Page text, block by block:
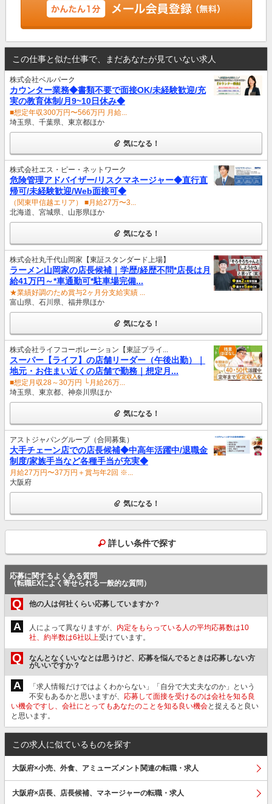
この仕事と似た仕事で、まだあなたが見ていない求人
株式会社ベルパーク
カウンター業務◆書類不要で面接OK/未経験歓迎/充
実の教育体制/月9~10日休み◆
■想定年収300万円〜566万円 月給...
埼玉県、千葉県、東京都ほか
気になる！
株式会社エス・ピー・ネットワーク
危険管理アドバイザー/リスクマネージャー◆直行直
帰可/未経験歓迎/Web面接可◆
（関東甲信越エリア） ■月給27万〜3...
北海道、宮城県、山形県ほか
気になる！
株式会社丸千代山岡家【東証スタンダード上場】
ラーメン山岡家の店長候補｜学歴/経歴不問*店長は月
給41万円～*車通勤可*駐車場完備...
★業績好調のため賞与2ヶ月分支給実績 ...
富山県、石川県、福井県ほか
気になる！
株式会社ライフコーポレーション【東証プライ...
スーパー【ライフ】の店舗リーダー（午後出勤）｜
地元・お住まい近くの店舗で勤務｜想定月...
■想定月収28～30万円 └月給26万...
埼玉県、東京都、神奈川県ほか
気になる！
アストジャパングループ（合同募集）
大手チェーン店での店長候補◆中高年活躍中/退職金
制度/家族手当など各種手当が充実◆
月給27万円〜37万円＋賞与年2回 ※...
大阪府
気になる！
詳しい条件で探す
応募に関するよくある質問
（転職EXによく寄せられる一般的な質問）
Q 他の人は何社くらい応募していますか？
A 人によって異なりますが、 内定をもらっている人の平均応募数は10
社、約半数は6社以上受けています。
Q
なんとなくいいなとは思うけど、応募を悩んでるときは応募しない方
がいいですか？
A
「求人情報だけではよくわからない」「自分で大丈夫なのか」という
不安もあるかと思いますが、 応募して面接を受けるのは会社を知る良
い機会ですし、会社にとってもあなたのことを知る良い機会と捉えると良い
と思います。
この求人に似ているものを探す
大阪府×小売、外食、アミューズメント関連の転職・求人
大阪府×店長、店長候補、マネージャーの転職・求人